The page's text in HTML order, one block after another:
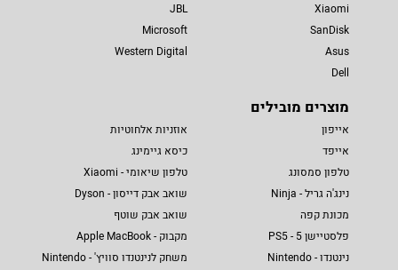
Xiaomi
SanDisk
Asus
Dell
JBL
Microsoft
Western Digital
מוצרים מובילים
אייפון
אייפד
טלפון סמסונג
נינג'ה גריל - Ninja
מכונת קפה
פלסטיישן 5 - PS5
נינטנדו - Nintendo
אוזניות אלחוטיות
כיסא גיימינג
טלפון שיאומי - Xiaomi
שואב אבק דייסון - Dyson
שואב אבק שוטף
מקבוק - Apple MacBook
משחק לנינטנדו סוויץ' - Nintendo